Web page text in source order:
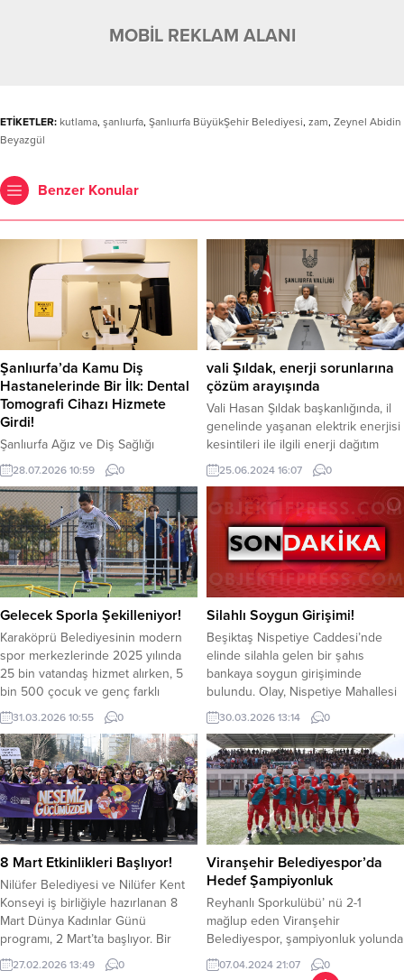
MOBİL REKLAM ALANI
ETİKETLER: kutlama, şanlıurfa, Şanlıurfa BüyükŞehir Belediyesi, zam, Zeynel Abidin
Beyazgül
Benzer Konular
Şanlıurfa’da Kamu Diş
Hastanelerinde Bir İlk: Dental
Tomografi Cihazı Hizmete
Girdi!
Şanlıurfa Ağız ve Diş Sağlığı
Hastanesi, ağız ve diş sağlığı
hizmetlerinde önemli bir yatırımı
daha vatandaşların hizmetine
sundu. Kamu diş hastaneleri
bünyesinde Şanlıurfa’da ilk kez
hizmete alınan Dental Tomografi
(CBCT) Cihazı, ileri görüntüleme
teknolojisiyle tanı ve tedavi
süreçlerinde daha hızlı, güvenilir ve
yüksek doğrulukta değerlendirme
imkânı sağlayacak. Üç boyutlu
görüntüleme...
28.07.2026 10:59 0
vali Şıldak, enerji sorunlarına
çözüm arayışında
Vali Hasan Şıldak başkanlığında, il
genelinde yaşanan elektrik enerjisi
kesintileri ile ilgili enerji dağıtım
şirketleri ve kamu kuruluşları
temsilcilerinin katılımıyla toplantı
gerçekleştirildi. Şanlıurfa’da il
genelinde yaşanan enerji
sorunlarına kalıcı çözüm arayışı için
geniş kapsamlı buluşma
gerçekleştiren Vali Şıldak, şehir
merkezi başta olmak üzere
Şanlıurfa’da elektrik hizmetlerinin
sunumunda meydana gelen
aksamaların...
25.06.2024 16:07 0
Gelecek Sporla Şekilleniyor!
Karaköprü Belediyesinin modern
spor merkezlerinde 2025 yılında
25 bin vatandaş hizmet alırken, 5
bin 500 çocuk ve genç farklı
branşlarda spor eğitimi aldı.
Belediye, sporla büyüyen sağlıklı
nesiller için yatırımlarını
sürdürürken 2026 yılında da
faaliyetlerine devam ediyor.
Karaköprü Belediyesi, çocuk ve
gençlerin fiziksel ve sosyal
gelişimine katkı sağlamak amacıyla
modern...
31.03.2026 10:55 0
Silahlı Soygun Girişimi!
Beşiktaş Nispetiye Caddesi’nde
elinde silahla gelen bir şahıs
bankaya soygun girişiminde
bulundu. Olay, Nispetiye Mahallesi
Aytar Caddesi’nde sabah saat
10.30 sıralarında meydana geldi.
İhbar üzerine bölgeye polis ekipleri
sevk edildi. Polis Özel
Harekâtlarının yaptığı operasyonla
kısa sürede yakalanan şahıs sağlık
ekiplerine teslim edildi. Olayla ilgili
soruşturma devam ediyor. YAZI
ARASI...
30.03.2026 13:14 0
8 Mart Etkinlikleri Başlıyor!
Nilüfer Belediyesi ve Nilüfer Kent
Konseyi iş birliğiyle hazırlanan 8
Mart Dünya Kadınlar Günü
programı, 2 Mart’ta başlıyor. Bir
hafta boyunca sürecek
etkinliklerde söyleşiler, paneller,
27.02.2026 13:49 0
Viranşehir Belediyespor’da
Hedef Şampiyonluk
Reyhanlı Sporkulübü’ nü 2-1
mağlup eden Viranşehir
Belediyespor, şampiyonluk yolunda
önemli bir adım attı. Taraftarın
coşkusuyla oynanan maç,
07.04.2024 21:07 0